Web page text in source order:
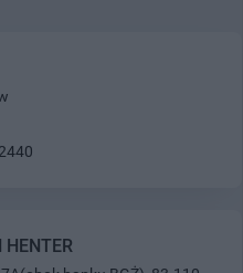
HENTER